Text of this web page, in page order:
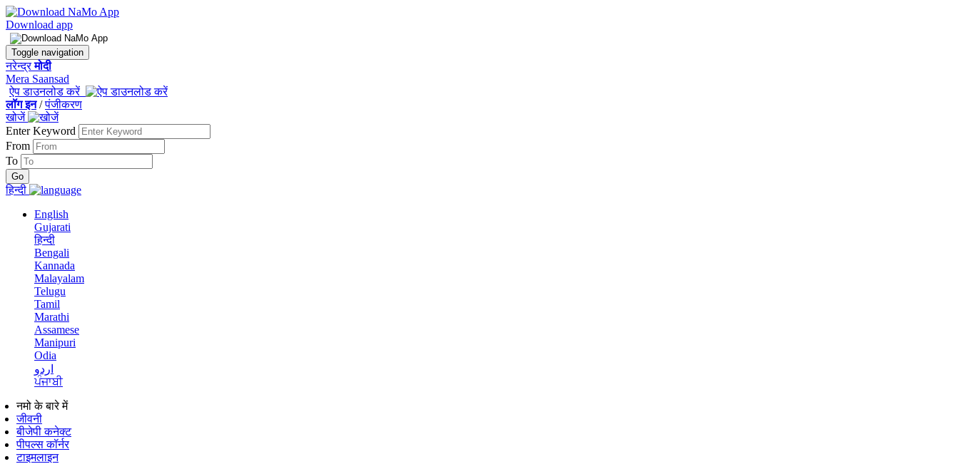
Download app
Toggle navigation
नरेन्द्रमोदी
Mera Saansad
ऐप डाउनलोड करें
लॉग इन/पंजीकरण
खोजें
Enter Keyword
From
To
हिन्दी
English
Gujarati
हिन्दी
Bengali
Kannada
Malayalam
Telugu
Tamil
Marathi
Assamese
Manipuri
Odia
اردو
ਪੰਜਾਬੀ
नमो के बारे में
जीवनी
बीजेपी कनेक्ट
पीपल्स कॉर्नर
टाइमलाइन